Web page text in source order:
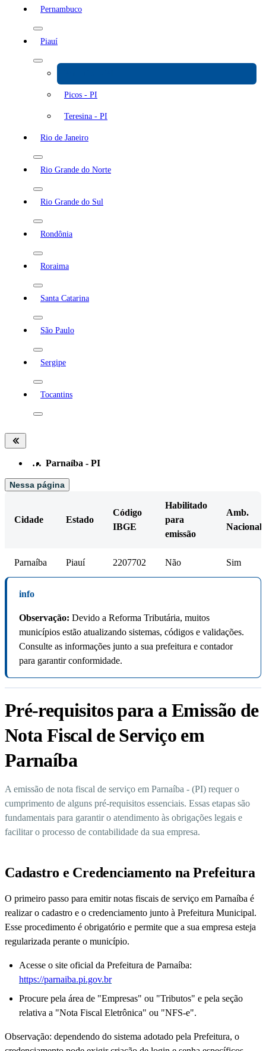
Pernambuco
Piauí
Picos - PI
Teresina - PI
Rio de Janeiro
Rio Grande do Norte
Rio Grande do Sul
Rondônia
Roraima
Santa Catarina
São Paulo
Sergipe
Tocantins
… Parnaíba - PI
Nessa página
Cidade Estado
Código
IBGE
Habilitado
para
emissão
Amb.
Nacional
Parnaíba Piauí 2207702 Não Sim
info
Observação: Devido a Reforma Tributária, muitos
municípios estão atualizando sistemas, códigos e validações.
Consulte as informações junto a sua prefeitura e contador
para garantir conformidade.
Pré-requisitos para a Emissão de
Nota Fiscal de Serviço em
Parnaíba
A emissão de nota fiscal de serviço em Parnaíba - (PI) requer o
cumprimento de alguns pré-requisitos essenciais. Essas etapas são
fundamentais para garantir o atendimento às obrigações legais e
facilitar o processo de contabilidade da sua empresa.
Cadastro e Credenciamento na Prefeitura
O primeiro passo para emitir notas fiscais de serviço em Parnaíba é
realizar o cadastro e o credenciamento junto à Prefeitura Municipal.
Esse procedimento é obrigatório e permite que a sua empresa esteja
regularizada perante o município.
Acesse o site oficial da Prefeitura de Parnaíba:
https://parnaiba.pi.gov.br
Procure pela área de "Empresas" ou "Tributos" e pela seção
relativa a "Nota Fiscal Eletrônica" ou "NFS-e".
Observação: dependendo do sistema adotado pela Prefeitura, o